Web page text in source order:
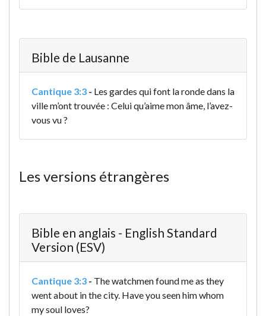
Bible de Lausanne
Cantique 3:3 - Les gardes qui font la ronde dans la
ville m’ont trouvée : Celui qu’aime mon âme, l’avez-
vous vu ?
Les versions étrangères
Bible en anglais - English Standard
Version (ESV)
Cantique 3:3 - The watchmen found meas they
went about in the city. Have you seen him whom
my soul loves?